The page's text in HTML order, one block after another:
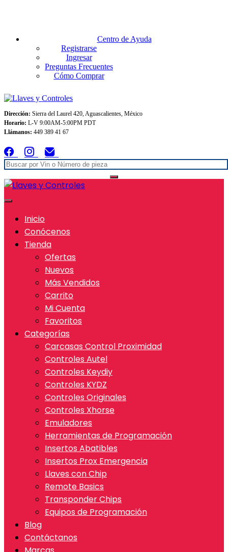
Centro de Ayuda
Registrarse
Ingresar
Preguntas Frecuentes
Cómo Comprar
Dirección: Sierra del Laurel 420, Aguascalientes, México
Horario: L-V 9:00AM-5:00PM PDT
Llámanos: 449 389 41 67
Inicio
Conócenos
Tienda
Ofertas
Nuevos
Más Vendidos
Carrito
Mi Cuenta
Favoritos
Categorías
Carcasas Control Proximidad
Controles Autel
Controles Keydiy
Controles KYDZ
Controles Originales
Controles Xhorse
Emuladores
Herramientas de Programación
Insertos Abatibles
Insertos Prox Emergencia
Llaves con Chip
Remote Basics
Transponder Chips
Equipos de Programación
Blog
Contáctanos